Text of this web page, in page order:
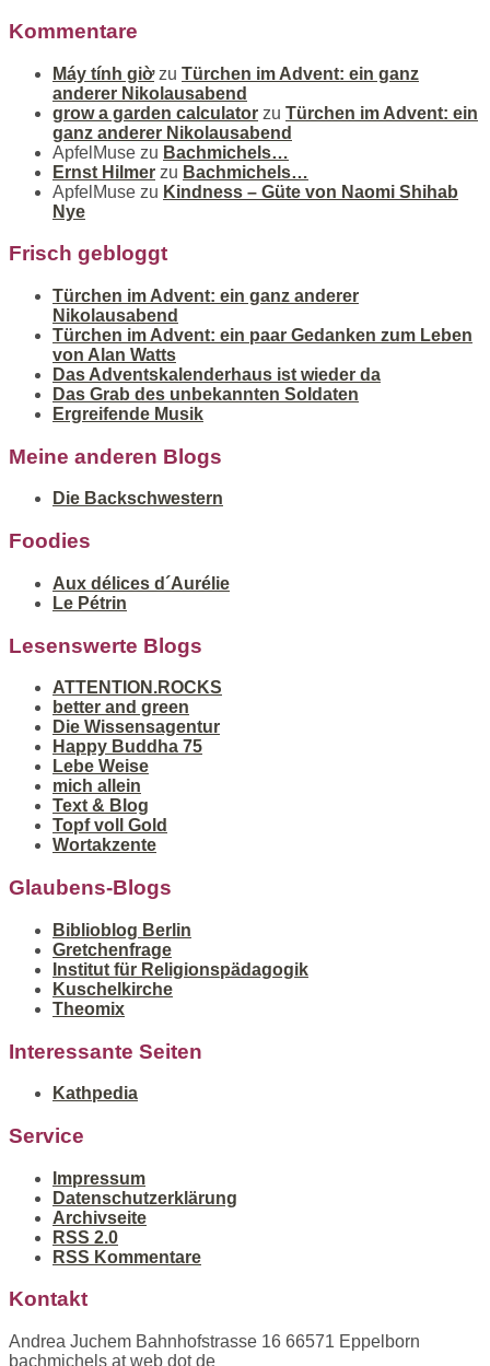
Kommentare
Máy tính giờzu Türchen im Advent: ein ganz
anderer Nikolausabend
grow a garden calculator zu Türchen im Advent: ein
ganz anderer Nikolausabend
ApfelMuse zu Bachmichels…
Ernst Hilmer zu Bachmichels…
ApfelMuse zu Kindness – Güte von Naomi Shihab
Nye
Frisch gebloggt
Türchen im Advent: ein ganz anderer
Nikolausabend
Türchen im Advent: ein paar Gedanken zum Leben
von Alan Watts
Das Adventskalenderhaus ist wieder da
Das Grab des unbekannten Soldaten
Ergreifende Musik
Meine anderen Blogs
Die Backschwestern
Foodies
Aux délices d´Aurélie
Le Pétrin
Lesenswerte Blogs
ATTENTION.ROCKS
better and green
Die Wissensagentur
Happy Buddha 75
Lebe Weise
mich allein
Text & Blog
Topf voll Gold
Wortakzente
Glaubens-Blogs
Biblioblog Berlin
Gretchenfrage
Institut für Religionspädagogik
Kuschelkirche
Theomix
Interessante Seiten
Kathpedia
Service
Impressum
Datenschutzerklärung
Archivseite
RSS 2.0
RSS Kommentare
Kontakt
Andrea Juchem Bahnhofstrasse 16 66571 Eppelborn
bachmichels at web dot de